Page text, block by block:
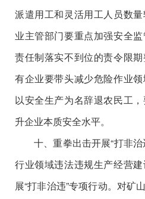
派遣用工和灵活用工人员数
业主管部门要重点加强安全
责任制落实不到位的责令限
有企业要带头减少危险作业
以安全生产为名辞退农民工
升企业本质安全水平。
十、重拳出击开展“打非
行业领域违法违规生产经营
展“打非治违”专项行动。对矿